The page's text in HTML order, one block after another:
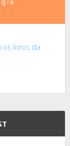
os livros da